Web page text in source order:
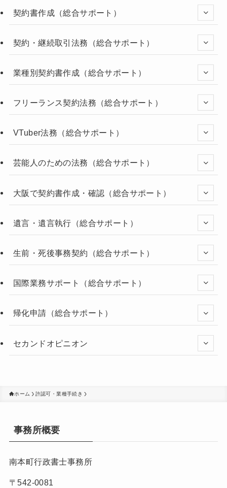
契約書作成（総合サポート）
契約・継続取引法務（総合サポート）
業種別契約書作成（総合サポート）
フリーランス契約法務（総合サポート）
VTuber法務（総合サポート）
芸能人のための法務（総合サポート）
大阪で契約書作成・確認（総合サポート）
遺言・遺言執行（総合サポート）
生前・死後事務契約（総合サポート）
国際業務サポート（総合サポート）
帰化申請（総合サポート）
セカンドオピニオン
ホーム 許認可・業種手続き
事務所概要
南本町行政書士事務所
〒542-0081